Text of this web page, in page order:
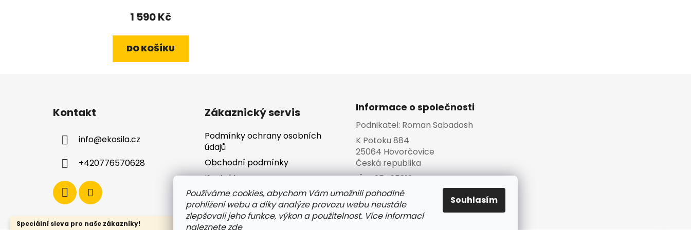
Používáme cookies, abychom Vám umožnili pohodlné
prohlížení webu a díky analýze provozu webu neustále
zlepšovali jeho funkce, výkon a použitelnost. Více informací
naleznetezde
Souhlasím
Speciální sleva pro naše zákazníky!
1 590 Kč
DO KOŠÍKU
Kontakt
info@ekosila.cz
+420776570628
Zákaznický servis
Podmínky ochrany osobních
údajů
Obchodní podmínky
Kontakty
Doprava a platba
Informace o společnosti
Podnikatel: Roman Sabadosh
K Potoku 884
25064 Hovorčovice
Česká republika
IČO:25465813